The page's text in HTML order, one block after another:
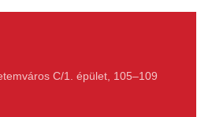
C/1. épület, 105–109